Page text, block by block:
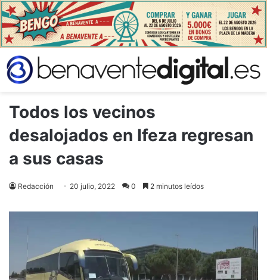
Todos los vecinos
desalojados en Ifeza regresan
a sus casas
Redacción 20 julio, 2022 0 2 minutos leídos